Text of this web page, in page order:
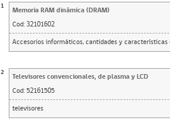
1
Memoria RAM dinámica (DRAM)
Cod: 32101602
Accesorios informáticos, cantidades y características
2
Televisores convencionales, de plasma y LCD
Cod: 52161505
televisores